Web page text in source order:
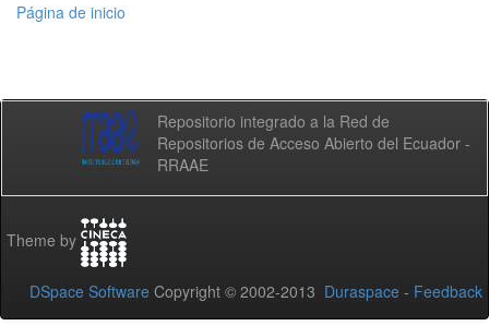
Página de inicio
Repositorio integrado a la Red de
Repositorios de Acceso Abierto del Ecuador -
RRAAE
Theme by
DSpace Software Copyright © 2002-2013 Duraspace - Feedback